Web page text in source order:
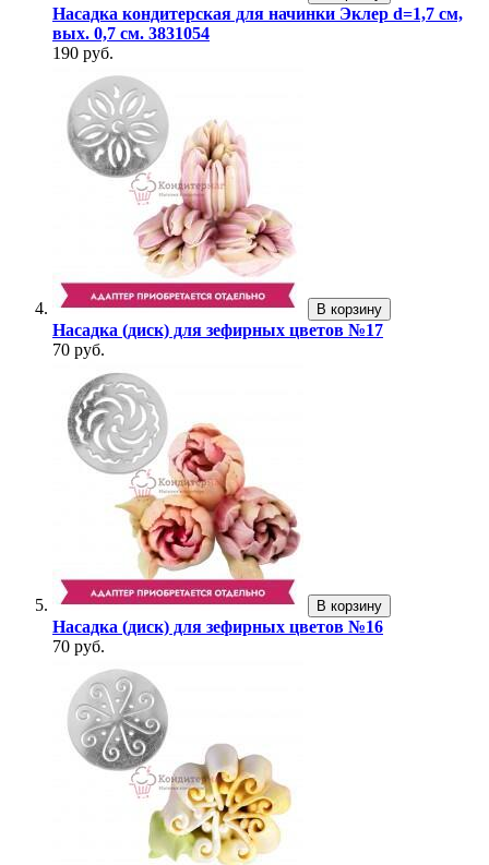
Насадка кондитерская для начинки Эклер d=1,7 см,
вых. 0,7 см. 3831054
190 руб.
В корзину
Насадка (диск) для зефирных цветов №17
70 руб.
В корзину
Насадка (диск) для зефирных цветов №16
70 руб.